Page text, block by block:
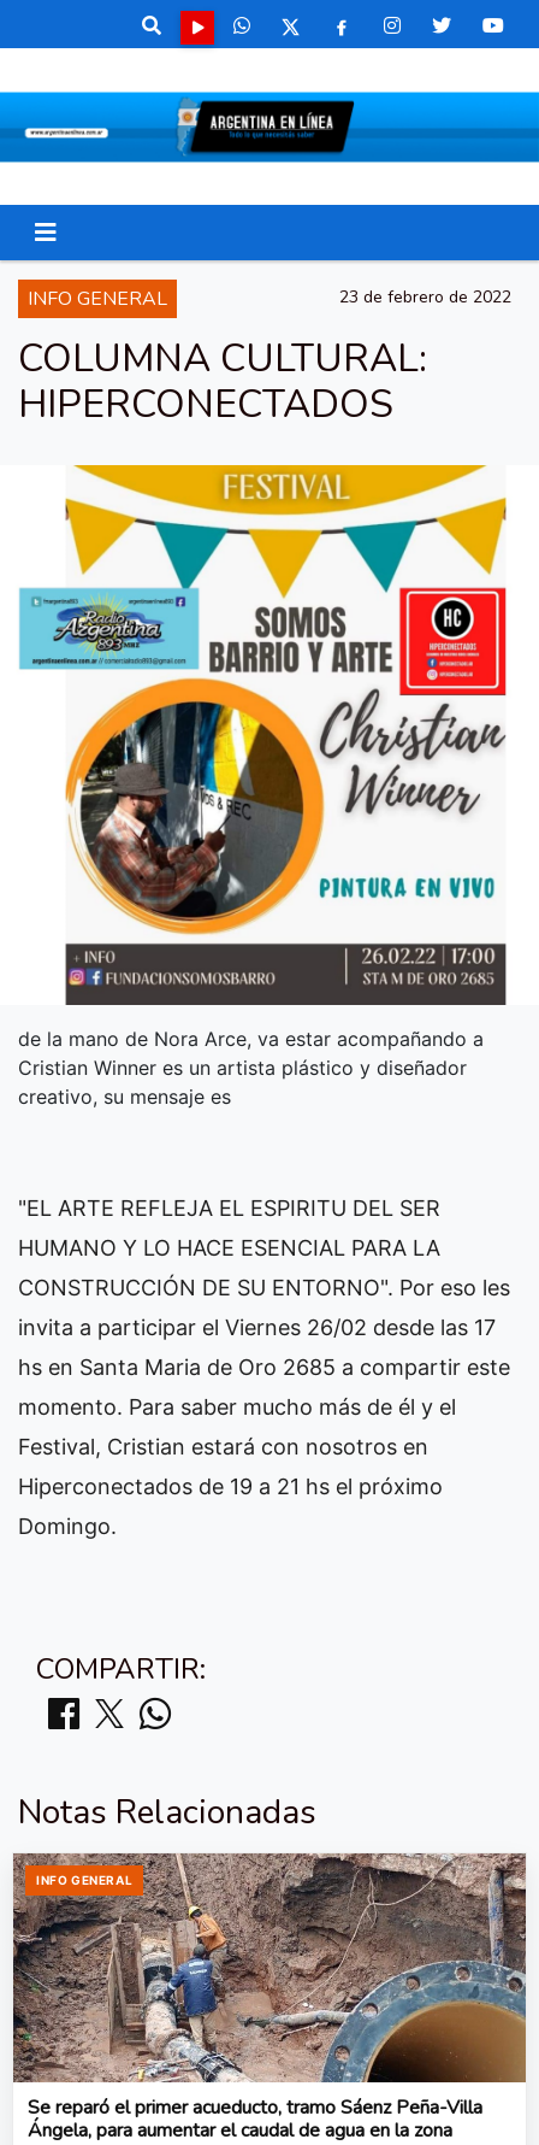
INFO GENERAL 23 de febrero de 2022
COLUMNA CULTURAL:
HIPERCONECTADOS
de la mano de Nora Arce, va estar acompañando a
Cristian Winner es un artista plástico y diseñador
creativo, su mensaje es
"EL ARTE REFLEJA EL ESPIRITU DEL SER
HUMANO Y LO HACE ESENCIAL PARA LA
CONSTRUCCIÓN DE SU ENTORNO". Por eso les
invita a participar el Viernes 26/02 desde las 17
hs en Santa Maria de Oro 2685 a compartir este
momento. Para saber mucho más de él y el
Festival, Cristian estará con nosotros en
Hiperconectados de 19 a 21 hs el próximo
Domingo.
COMPARTIR:
Notas Relacionadas
INFO GENERAL
Se reparó el primer acueducto, tramo Sáenz Peña-Villa
Ángela, para aumentar el caudal de agua en la zona